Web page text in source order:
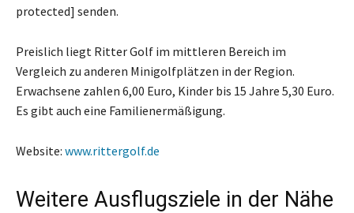
protected] senden.
Preislich liegt Ritter Golf im mittleren Bereich im
Vergleich zu anderen Minigolfplätzen in der Region.
Erwachsene zahlen 6,00 Euro, Kinder bis 15 Jahre 5,30 Euro.
Es gibt auch eine Familienermäßigung.
Website: www.rittergolf.de
Weitere Ausflugsziele in der Nähe